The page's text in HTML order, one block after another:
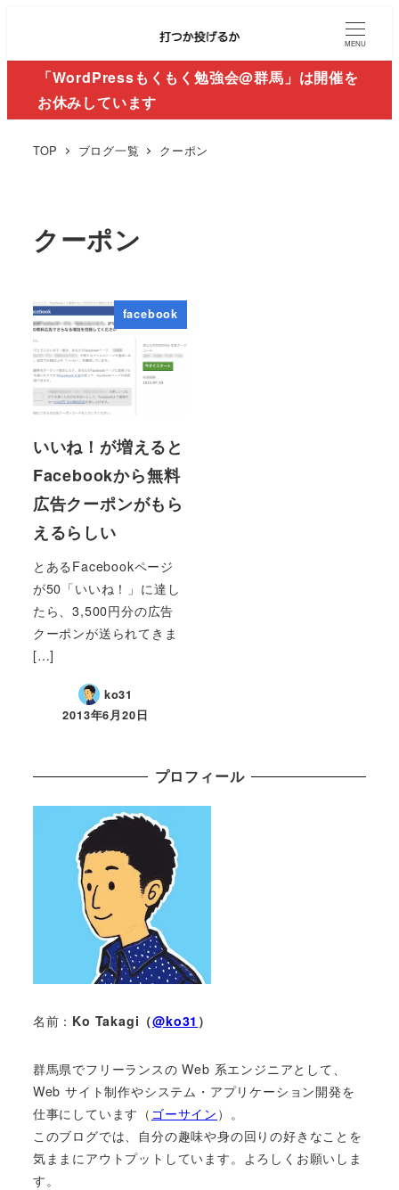
MENU
「WordPressもくもく勉強会@群馬」は開催を
お休みしています
TOP ブログ一覧 クーポン
クーポン
facebook
いいね！が増えると
Facebookから無料
広告クーポンがもら
えるらしい
とあるFacebookページ
が50「いいね！」に達し
たら、3,500円分の広告
クーポンが送られてきま
[…]
ko31
2013年6月20日
プロフィール
名前： Ko Takagi（@ko31 ）
群馬県でフリーランスの Web 系エンジニアとして、
Web サイト制作やシステム・アプリケーション開発を
仕事にしています（ ゴーサイン ）。
このブログでは、自分の趣味や身の回りの好きなことを
気ままにアウトプットしています。よろしくお願いしま
す。